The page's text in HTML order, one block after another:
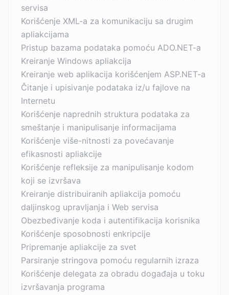
servisa
Korišćenje XML-a za komunikaciju sa drugim
apliakcijama
Pristup bazama podataka pomoću ADO.NET-a
Kreiranje Windows apliakcija
Kreiranje web aplikacija korišćenjem ASP.NET-a
Čitanje i upisivanje podataka iz/u fajlove na
Internetu
Korišćenje naprednih struktura podataka za
smeštanje i manipulisanje informacijama
Korišćenje više-nitnosti za povećavanje
efikasnosti apliakcije
Korišćenje refleksije za manipulisanje kodom
koji se izvršava
Kreiranje distribuiranih apliakcija pomoću
daljinskog upravljanja i Web servisa
Obezbeđivanje koda i autentifikacija korisnika
Korišćenje sposobnosti enkripcije
Pripremanje apliakcije za svet
Parsiranje stringova pomoću regularnih izraza
Korišćenje delegata za obradu događaja u toku
izvršavanja programa